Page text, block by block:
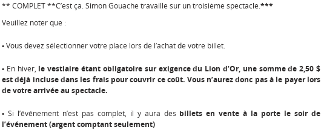
** COMPLET **C’est ça. Simon Gouache travaille sur un troisième spectacle.***
Veuillez noter que :
•Vous devez sélectionner votre place lors de l’achat de votre billet.
• En hiver, le vestiaire étant obligatoire sur exigence du Lion d’Or, une somme de 2,50 $
est déjà incluse dans les frais pour couvrir ce coût. Vous n’aurez donc pas à le payer lors
de votre arrivée au spectacle.
• Si l’événement n’est pas complet, il y aura des billets en vente à la porte le soir de
l’événement (argent comptant seulement)